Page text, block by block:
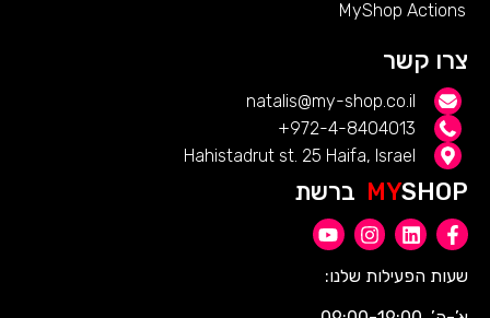
MyShop Actions
צרו קשר
natalis@my-shop.co.il
972-4-8404013+
Hahistadrut st. 25 Haifa, Israel
MYSHOP ברשת
שעות הפעילות שלנו: